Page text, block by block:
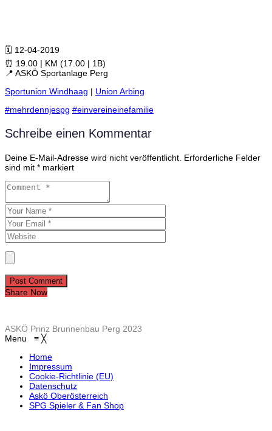
🗓 12-04-2019
⏰ 19.00 | KM (17.00 | 1B)
📍 ASKÖ Sportanlage Perg
Sportunion Windhaag | Union Arbing
#mehrdennjespg #einvereineinefamilie
Schreibe einen Kommentar
Deine E-Mail-Adresse wird nicht veröffentlicht. Erforderliche Felder
sind mit * markiert
Post Comment
Share Now
ASKÖ Prinz Brunnenbau Perg 2023
Menu ≡ ╳
Home
Impressum
Cookie-Richtlinie (EU)
Datenschutz
Askö Oberösterreich
SPG Spieler & Fan Shop